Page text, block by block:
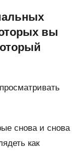
вы
снова и снова
как